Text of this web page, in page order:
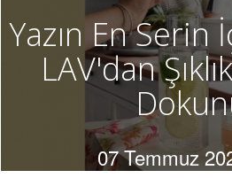
Yazın En Serin
LAV'dan
07 Temmuz